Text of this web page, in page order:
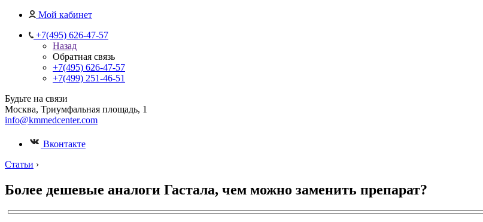
Мой кабинет
+7(495) 626-47-57
Назад
Обратная связь
+7(495) 626-47-57
+7(499) 251-46-51
Будьте на связи
Москва, Триумфальная площадь, 1
info@kmmedcenter.com
Вконтакте
Статьи ›
Более дешевые аналоги Гастала, чем можно заменить препарат?